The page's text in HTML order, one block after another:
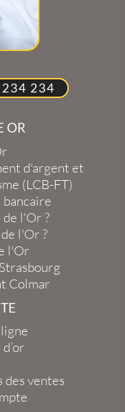
234
OR
d'argent et
(LCB-FT)
l'Or ?
l'Or ?
l'Or
Colmar
des ventes